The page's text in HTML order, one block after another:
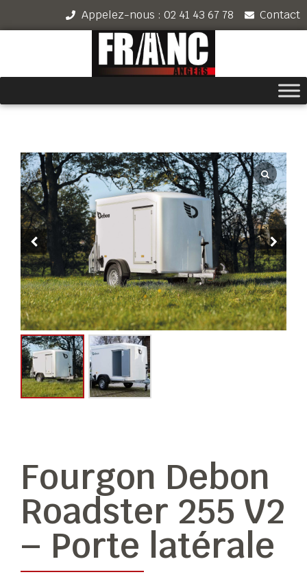
Appelez-nous : 02 41 43 67 78 Contact
Fourgon Debon
Roadster 255 V2
– Porte latérale